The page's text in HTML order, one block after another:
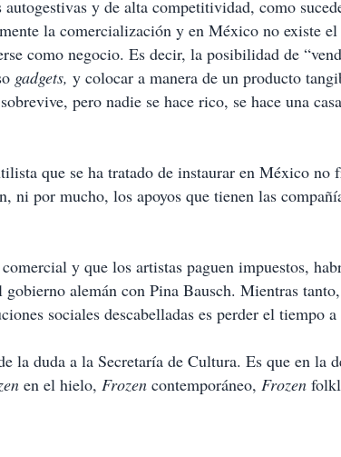
y de alta competitividad, como
la comercialización y en México no existe
como negocio. Es decir, la posibilidad de
gadgets, y colocar a manera de un producto
pero nadie se hace rico, se hace una
que se ha tratado de instaurar en México no
ni por mucho, los apoyos que tienen las
y que los artistas paguen impuestos,
alemán con Pina Bausch. Mientras
sociales descabelladas es perder el tiempo
la duda a la Secretaría de Cultura. Es que en la
en el hielo, Frozen contemporáneo, Frozen